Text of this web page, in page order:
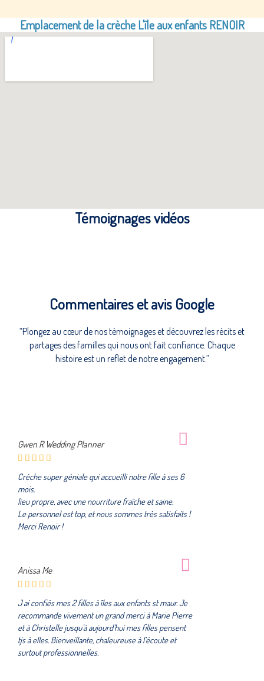
Emplacement de la crèche L'île aux enfants RENOIR
Témoignages vidéos
Commentaires et avis Google
“Plongez au cœur de nos témoignages et découvrez les récits et
partages des familles qui nous ont fait confiance. Chaque
histoire est un reflet de notre engagement.”
Gwen R Wedding Planner
Crèche super géniale qui accueilli notre fille à ses 6
mois.
lieu propre, avec une nourriture fraîche et saine.
Le personnel est top, et nous sommes très satisfaits !
Merci Renoir !
Anissa Me
J ai confiés mes 2 filles à îles aux enfants st maur. Je
recommande vivement un grand merci à Marie Pierre
et à Christelle jusqu’à aujourd’hui mes filles pensent
tjs à elles. Bienveillante, chaleureuse à l’écoute et
surtout professionnelles.